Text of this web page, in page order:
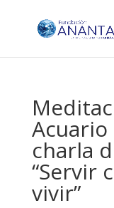
charla
“Servir
vivir”